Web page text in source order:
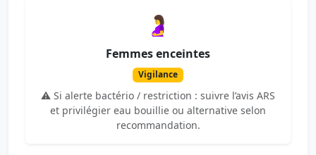
🤰
Femmes enceintes
Vigilance
⚠️ Si alerte bactério / restriction : suivre l’avis ARS
et privilégier eau bouillie ou alternative selon
recommandation.